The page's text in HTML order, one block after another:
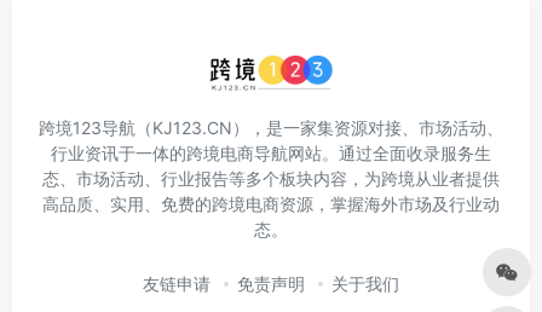
跨境123导航（KJ123.CN），是一家集资源对接、市场活动、
行业资讯于一体的跨境电商导航网站。通过全面收录服务生
态、市场活动、行业报告等多个板块内容，为跨境从业者提供
高品质、实用、免费的跨境电商资源，掌握海外市场及行业动
态。
友链申请 免责声明 关于我们